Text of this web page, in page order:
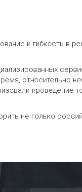
и гибкость в
относительно
проведение
не только